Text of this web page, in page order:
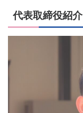
代表取締役紹介